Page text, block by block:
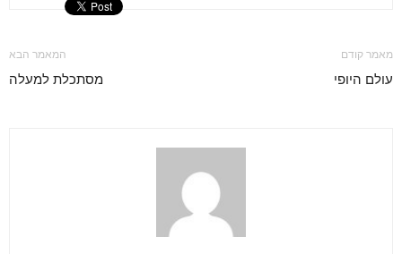
מאמר קודם
עולם היופי
המאמר הבא
מסתכלת למעלה